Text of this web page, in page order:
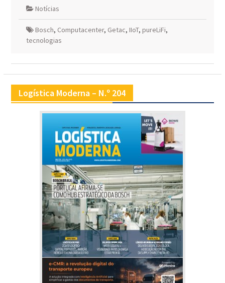
Notícias
Bosch, Computacenter, Getac, IIoT, pureLiFi,
tecnologias
Logística Moderna – N.º 204